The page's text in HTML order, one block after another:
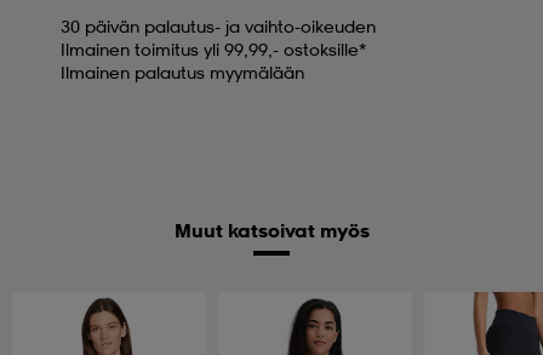
30 päivän palautus- ja vaihto-oikeuden
Ilmainen toimitus yli 99,99,- ostoksille*
Ilmainen palautus myymälään
Muut katsoivat myös